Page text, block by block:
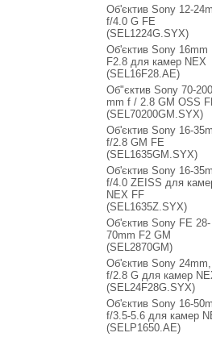
Об'єктив Sony 12-
f/4.0 G FE
(SEL1224G.SYX)
Об'єктив Sony 16mm
F2.8 для камер NEX
(SEL16F28.AE)
Об"єктив Sony 70-200
mm f / 2.8 GM OSS
(SEL70200GM.SYX)
Об'єктив Sony 16-
f/2.8 GM FE
(SEL1635GM.SYX)
Об'єктив Sony 16-
f/4.0 ZEISS для
NEX FF
(SEL1635Z.SYX)
Об'єктив Sony FE 28-
70mm F2 GM
(SEL2870GM)
Об'єктив Sony 24mm,
f/2.8 G для камер
(SEL24F28G.SYX)
Об'єктив Sony 16-
f/3.5-5.6 для камер
(SELP1650.AE)